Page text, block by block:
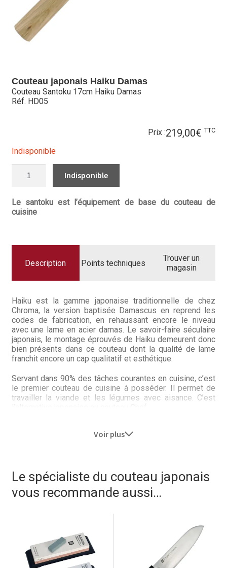
Hall of Fame
Bocuse d’Or
Mentions légales
Plan du site
Politique de confidentialité
Politique en matière de remboursements et de retours
Revue de presse
Téléchargements
Thank you for booking
Trouver mon couteau
Couteau japonais Haiku Damas
Couteau Santoku 17cm Haiku Damas
Réf. HD05
Prix :219,00€ TTC
Indisponible
17CM
HAIKU
DAMAS
Le santoku est l’équipement de base du couteau de
cuisine
Description Points techniques
Trouver un
magasin
Haiku est la gamme japonaise traditionnelle de chez
Chroma, la version baptisée Damascus en reprend les
codes de fabrication, en rehaussant encore le niveau
avec une lame en acier damas. Le savoir-faire séculaire
japonais, le montage éprouvés de Haiku demeurent donc
bien présents dans ce couteau dont la qualité de lame
franchit encore un cap qualitatif et esthétique.
Servant dans 90% des tâches courantes en cuisine, c’est
le premier couteau de cuisine à posséder. Il permet de
travailler la viande et les légumes avec aisance. C’est
damas 32 couches (ou 64 paires/impaires)
Voir plus
Le spécialiste du couteau japonais
vous recommande aussi…